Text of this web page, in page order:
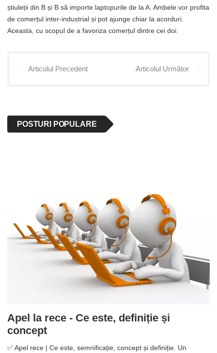
știuleții din B și B să importe laptopurile de la A. Ambele vor profita
de comerțul inter-industrial și pot ajunge chiar la acorduri.
Aceasta, cu scopul de a favoriza comerțul dintre cei doi.
Articolul Precedent Articolul Următor
POSTURI POPULARE
Apel la rece - Ce este, definiție și
concept
✅ Apel rece | Ce este, semnificație, concept și definiție. Un